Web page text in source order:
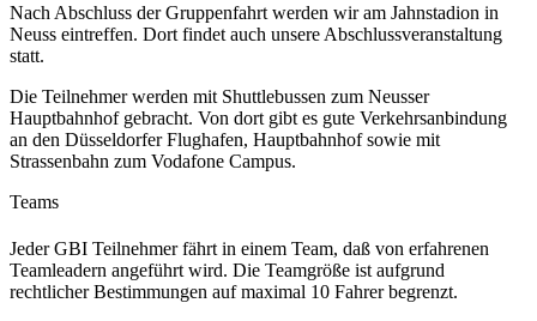
Nach Abschluss der Gruppenfahrt werden wir am Jahnstadion in
Neuss eintreffen. Dort findet auch unsere Abschlussveranstaltung
statt.
Die Teilnehmer werden mit Shuttlebussen zum Neusser
Hauptbahnhof gebracht. Von dort gibt es gute Verkehrsanbindung
an den Düsseldorfer Flughafen, Hauptbahnhof sowie mit
Strassenbahn zum Vodafone Campus.
Teams
Jeder GBI Teilnehmer fährt in einem Team, daß von erfahrenen
Teamleadern angeführt wird. Die Teamgröße ist aufgrund
rechtlicher Bestimmungen auf maximal 10 Fahrer begrenzt.